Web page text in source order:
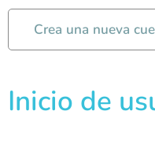
Crea una nueva
Inicio de